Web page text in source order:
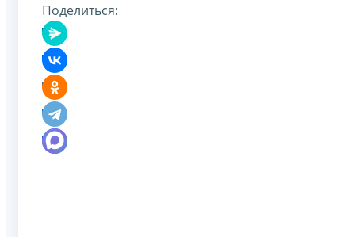
Поделиться: